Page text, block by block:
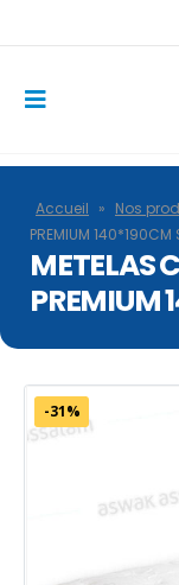
Accueil » Nos
PREMIUM 140*190CM
METELAS
PREMIUM
-31%